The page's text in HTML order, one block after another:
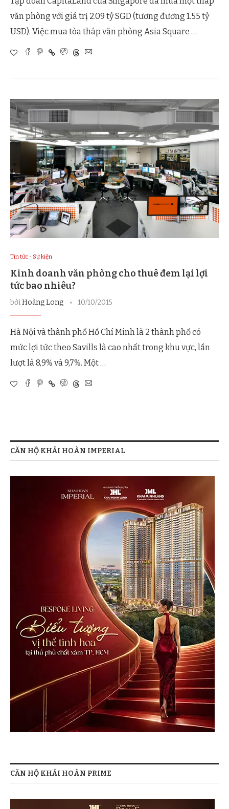
văn phòng với giá trị 2.09 tỷ SGD (tương đương 1.55 tỷ
USD). Việc mua tòa tháp văn phòng Asia Square …
Tin tức - Sự kiện
Kinh doanh văn phòng cho thuê đem lại lợi
tức bao nhiêu?
bởiHoàng Long 10/10/2015
Hà Nội và thành phố Hồ Chí Minh là 2 thành phố có
mức lợi tức theo Savills là cao nhất trong khu vực, lần
lượt là 8,9% và 9,7%. Một …
CĂN HỘ KHẢI HOÀN IMPERIAL
CĂN HỘ KHẢI HOÀN PRIME